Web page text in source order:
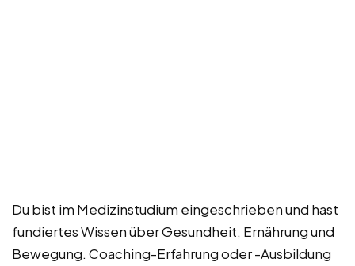
Du bist im Medizinstudium eingeschrieben und hast
fundiertes Wissen über Gesundheit, Ernährung und
Bewegung. Coaching-Erfahrung oder -Ausbildung